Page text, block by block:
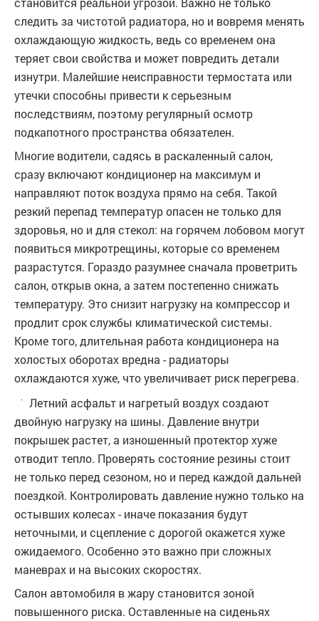
следить за чистотой радиатора, но и вовремя менять
охлаждающую жидкость, ведь со временем она
теряет свои свойства и может повредить детали
изнутри. Малейшие неисправности термостата или
утечки способны привести к серьезным
последствиям, поэтому регулярный осмотр
подкапотного пространства обязателен.
Многие водители, садясь в раскаленный салон,
сразу включают кондиционер на максимум и
направляют поток воздуха прямо на себя. Такой
резкий перепад температур опасен не только для
здоровья, но и для стекол: на горячем лобовом могут
появиться микротрещины, которые со временем
разрастутся. Гораздо разумнее сначала проветрить
салон, открыв окна, а затем постепенно снижать
температуру. Это снизит нагрузку на компрессор и
продлит срок службы климатической системы.
Кроме того, длительная работа кондиционера на
холостых оборотах вредна - радиаторы
охлаждаются хуже, что увеличивает риск перегрева.
Летний асфальт и нагретый воздух создают
двойную нагрузку на шины. Давление внутри
покрышек растет, а изношенный протектор хуже
отводит тепло. Проверять состояние резины стоит
не только перед сезоном, но и перед каждой дальней
поездкой. Контролировать давление нужно только на
остывших колесах - иначе показания будут
неточными, и сцепление с дорогой окажется хуже
ожидаемого. Особенно это важно при сложных
маневрах и на высоких скоростях.
Салон автомобиля в жару становится зоной
повышенного риска. Оставленные на сиденьях